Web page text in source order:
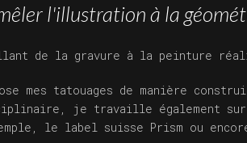
l'illustration à la
de la gravure à la peinture
mes tatouages de manière
je travaille également
le label suisse Prism ou